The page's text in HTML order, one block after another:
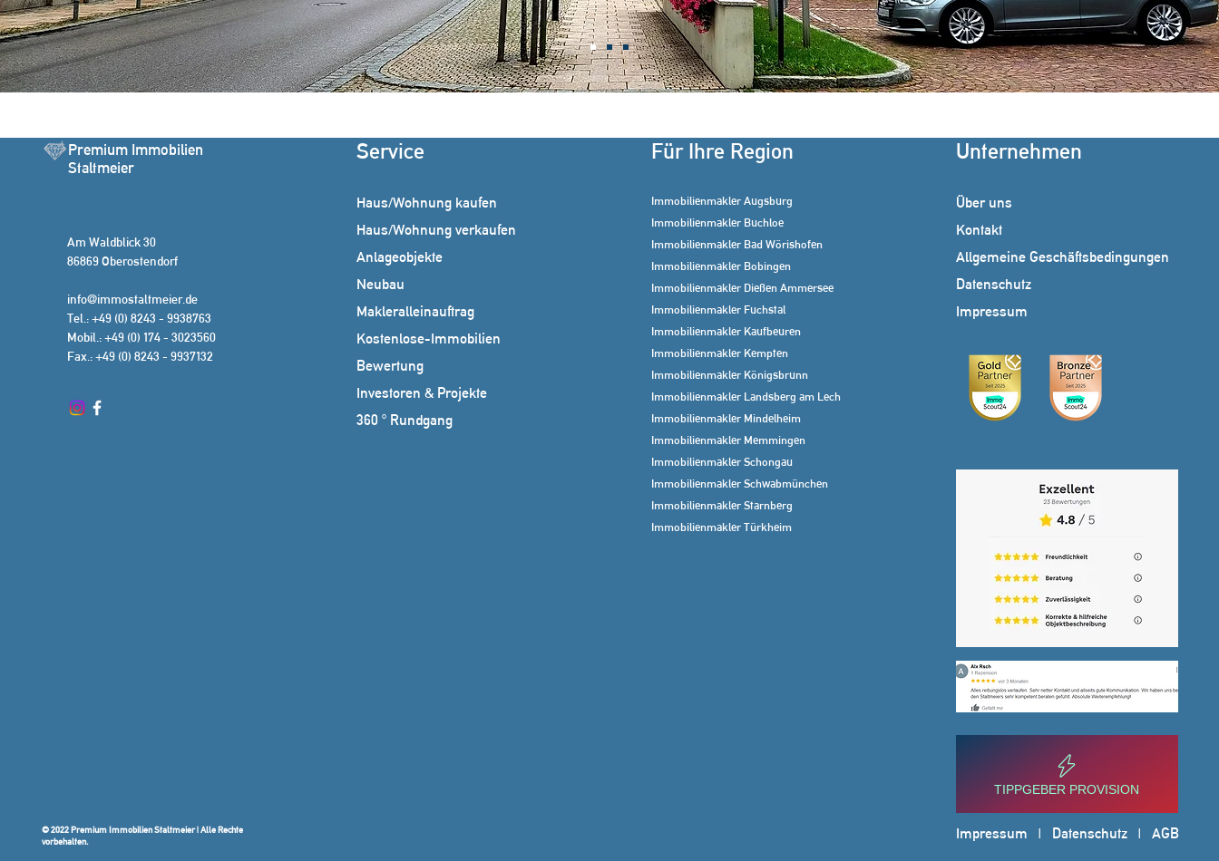
Premium Immobilien
Staltmeier
Am Waldblick 30
86869 Oberostendorf
info@immostaltmeier.de
Tel.: +49 (0) 8243 - 9938763
Mobil.: +49 (0) 174 - 3023560
Fax.: +49 (0) 8243 - 9937132
© 2022 Premium Immobilien Staltmeier | Alle Rechte
vorbehalten.
Service
Haus/Wohnung kaufen
Haus/Wohnung verkaufen
Anlageobjekte
Neubau
Makleralleinauftrag
Kostenlose-Immobilien
Bewertung
Investoren & Projekte
360 ° Rundgang
Für Ihre Region
Immobilienmakler Augsburg
Immobilienmakler Buchloe
Immobilienmakler Bad Wörishofen
Immobilienmakler Bobingen
Immobilienmakler Dießen Ammersee
Immobilienmakler Fuchstal
Immobilienmakler Kaufbeuren
Immobilienmakler Kempten
Immobilienmakler Königsbrunn
Immobilienmakler Landsberg am Lech
Immobilienmakler Mindelheim
Immobilienmakler Memmingen
Immobilienmakler Schongau
Immobilienmakler Schwabmünchen
Immobilienmakler Starnberg
Immobilienmakler Türkheim
Unternehmen
Über uns
Kontakt
Allgemeine Geschäftsbedingungen
Datenschutz
Impressum
TIPPGEBER PROVISION
Impressum | Datenschutz| AGB